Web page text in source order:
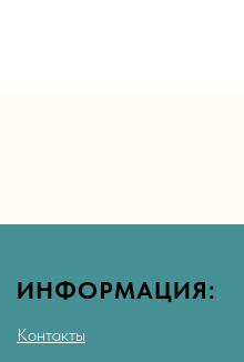
ИНФОРМАЦИЯ:
Контакты